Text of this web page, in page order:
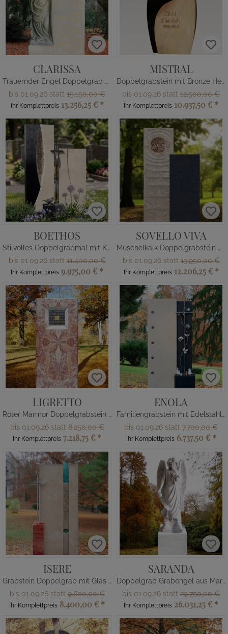
CLARISSA
Trauernder Engel Doppelgrab Grabmal
bis 01.09.26 statt 15.150,00 €
Ihr Komplettpreis 13.256,25 € *
MISTRAL
Doppelgrabstein mit Bronze Herz - zweifarbig - Granit & Quarzit
bis 01.09.26 statt 12.500,00 €
Ihr Komplettpreis 10.937,50 € *
BOETHOS
Stilvolles Doppelgrabmal mit Kreuz
bis 01.09.26 statt11.400,00 €
Ihr Komplettpreis 9.975,00 € *
SOVELLO VIVA
Muschelkalk Doppelgrabstein mit Lebensbaum
bis 01.09.26 statt13.950,00 €
Ihr Komplettpreis 12.206,25 € *
LIGRETTO
Roter Marmor Doppelgrabstein mit Bronze Fenster Ornament
bis 01.09.26 statt8.250,00 €
Ihr Komplettpreis 7.218,75 € *
ENOLA
Familiengrabstein mit Edelstahl Rosen & Kreuz
bis 01.09.26 statt 7.700,00 €
Ihr Komplettpreis 6.737,50 € *
ISERE
Grabstein Doppelgrab mit Glas & Kreuz
bis 01.09.26 statt9.600,00 €
Ihr Komplettpreis 8.400,00 € *
SARANDA
Doppelgrab Grabengel aus Marmor
bis 01.09.26 statt 29.750,00 €
Ihr Komplettpreis 26.031,25 € *